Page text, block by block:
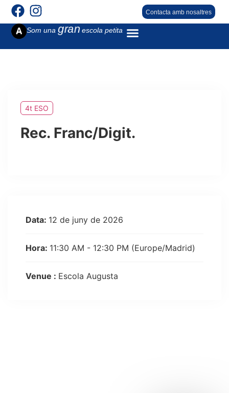
Contacta amb nosaltres
Som unagranescola petita
4t ESO
Rec. Franc/Digit.
Data: 12 de juny de 2026
Hora: 11:30 AM - 12:30 PM (Europe/Madrid)
Venue : Escola Augusta